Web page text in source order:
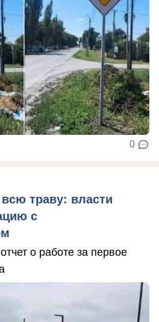
0
траву: власти
с
о работе за первое